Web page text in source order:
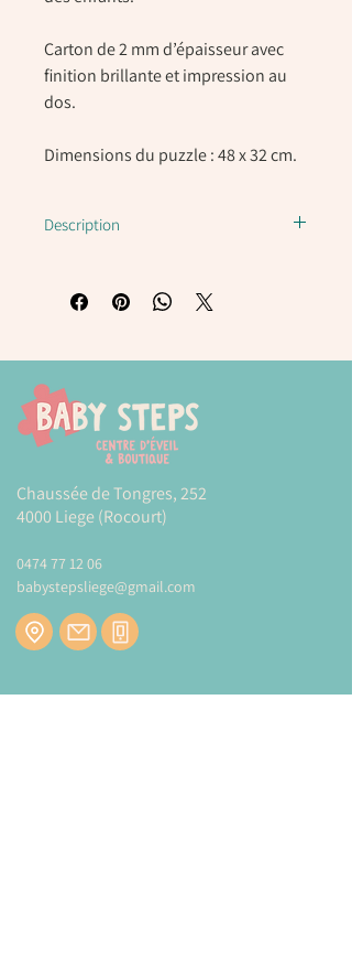
Carton de 2 mm d’épaisseur avec
finition brillante et impression au
dos.
Dimensions du puzzle : 48 x 32 cm.
Description
enfants car, tout en s’amusant, ils
développent et renforcent un grand
la capacité de concentration,
l’observation, la mémoire et la résolution
de problèmes.
De plus, ils développent la perception de
l’espace, la psychomotricité fine, la
main-œil et les compétences
mathématiques.
En outre, les puzzles aident les enfants à
augmenter leur confiance en soi et leur
motivation lorsqu’ils arrivent à terminer le
jeu.
Chaussée de Tongres, 252
4000 Liege (Rocourt)
0474 77 12 06
babystepsliege@gmail.com